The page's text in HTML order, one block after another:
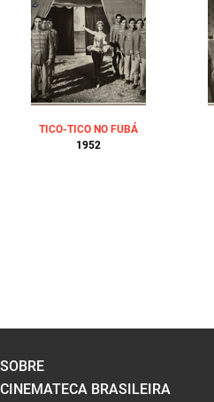
TICO-TICO NO FUBÁ
1952
SOBRE
CINEMATECA BRASILEIRA